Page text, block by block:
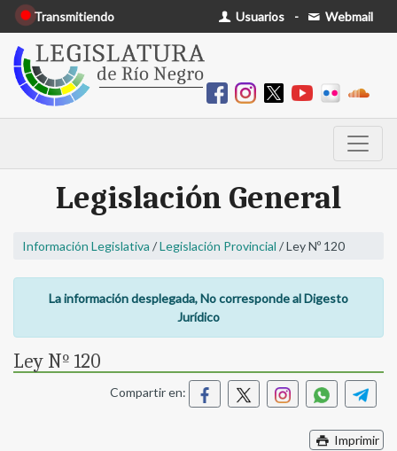
Transmitiendo Usuarios - Webmail
Legislación General
Información Legislativa /Legislación Provincial / Ley Nº 120
La información desplegada, No corresponde al Digesto
Jurídico
Ley Nº 120
Compartir en:
Imprimir